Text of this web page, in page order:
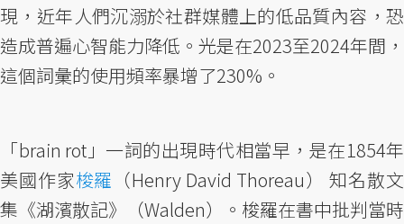
現，近年人們沉溺於社群媒體上的低品質內容，恐
造成普遍心智能力降低。光是在2023至2024年間，
這個詞彙的使用頻率暴增了230%。
「brain rot」一詞的出現時代相當早，是在1854年
美國作家梭羅 （Henry David Thoreau） 知名散文
集《湖濱散記》（Walden）。梭羅在書中批判當時